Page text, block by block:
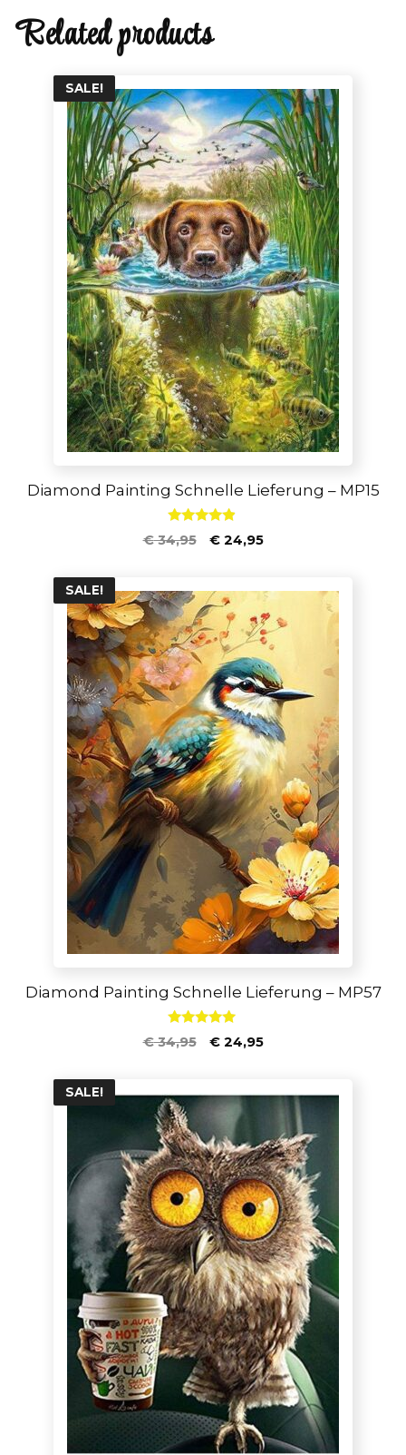
Related products
SALE!
Diamond Painting Schnelle Lieferung – MP15
4.75
von 5
€34,95 €24,95
SALE!
Diamond Painting Schnelle Lieferung – MP57
5.00
von 5
€34,95 €24,95
SALE!